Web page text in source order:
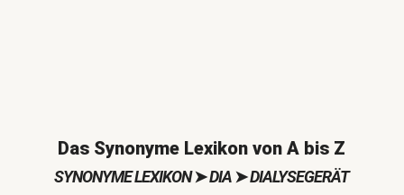
Das Synonyme Lexikon von A bis Z
SYNONYME LEXIKON➤DIA➤DIALYSEGERÄT